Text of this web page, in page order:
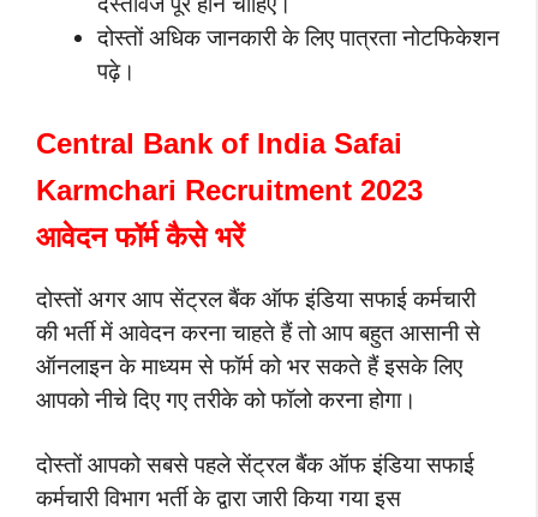
दोस्तों अधिक जानकारी के लिए पात्रता नोटफिकेशन
पढ़े।
Central Bank of India Safai
Karmchari Recruitment 2023
आवेदन फॉर्म कैसे भरें
दोस्तों अगर आप सेंट्रल बैंक ऑफ इंडिया सफाई कर्मचारी
की भर्ती में आवेदन करना चाहते हैं तो आप बहुत आसानी से
ऑनलाइन के माध्यम से फॉर्म को भर सकते हैं इसके लिए
आपको नीचे दिए गए तरीके को फॉलो करना होगा।
दोस्तों आपको सबसे पहले सेंट्रल बैंक ऑफ इंडिया सफाई
कर्मचारी विभाग भर्ती के द्वारा जारी किया गया इस